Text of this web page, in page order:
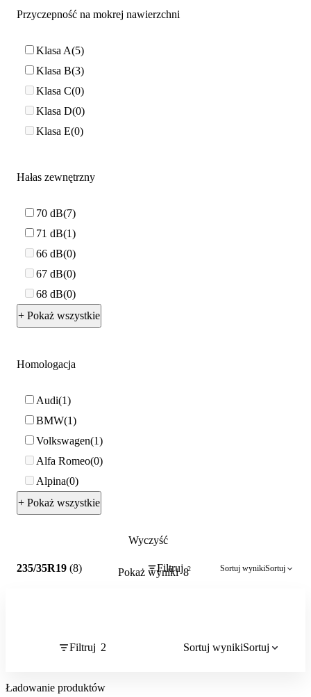
Przyczepność na mokrej nawierzchni
Klasa A 5
Klasa B 3
Klasa C 0
Klasa D 0
Klasa E 0
Hałas zewnętrzny
70 dB 7
71 dB 1
66 dB 0
67 dB 0
68 dB 0
+ Pokaż wszystkie
Homologacja
Audi 1
BMW 1
Volkswagen 1
Alfa Romeo 0
Alpina 0
+ Pokaż wszystkie
Wyczyść
Pokaż wyniki 8
235/35R19 (8) Filtruj 2 Sortuj wynikiSortuj
Filtruj 2 Sortuj wynikiSortuj
Ładowanie produktów